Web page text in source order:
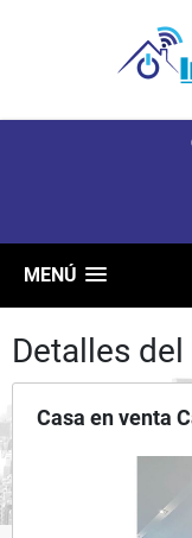
MENÚ
Detalles
Casa en venta